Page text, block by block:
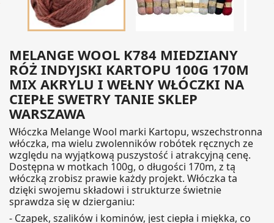
MELANGE WOOL K784 MIEDZIANY
RÓŻ INDYJSKI KARTOPU 100G 170M
MIX AKRYLU I WEŁNY WŁÓCZKI NA
CIEPŁE SWETRY TANIE SKLEP
WARSZAWA
Włóczka Melange Wool marki Kartopu, wszechstronna
włóczka, ma wielu zwolenników robótek ręcznych ze
względu na wyjątkową puszystość i atrakcyjną cenę.
Dostępna w motkach 100g, o długości 170m, z tą
włóczką zrobisz prawie każdy projekt. Włóczka ta
dzięki swojemu składowi i strukturze świetnie
sprawdza się w dzierganiu:
- Czapek, szalików i kominów, jest ciepła i miękka, co